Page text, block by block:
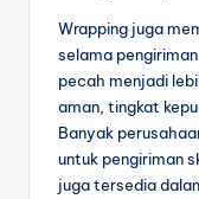
Wrapping juga
selama
pecah menjadi
aman, tingkat
Banyak
untuk pengiriman
juga tersedia